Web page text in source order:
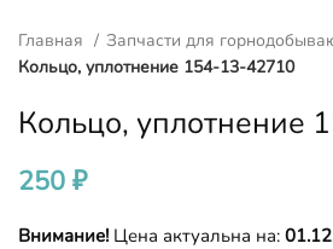
Главная
Запчасти для
Кольцо, уплотнение 154-13-42710
Кольцо, уплотнение
250 ₽
Внимание! Цена актуальна на: